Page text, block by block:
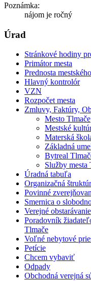
Poznámka:
nájom je ročný
Úrad
Stránkové hodiny
Primátor mesta
Prednosta
Hlavný kontrolór
VZN
Rozpočet mesta
Zmluvy, Faktúry,
Mesto Tlmače
Mestské
Materská
Základná
Bytreal
Služby mesta
Úradná tabuľa
Organizačná
Povinné
Smernica o
Verejné obstarávanie
Poradovník
Tlmače
Voľné nebytové
Petície
Chcem vybaviť
Odpady
Obchodná verejná